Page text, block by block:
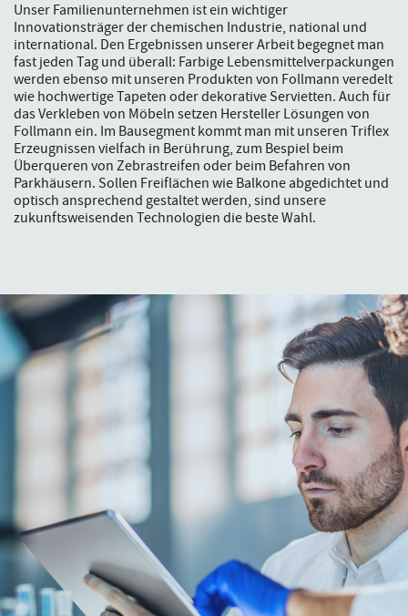
Unser Familienunternehmen ist ein wichtiger
Innovationsträger der chemischen Industrie, national und
international. Den Ergebnissen unserer Arbeit begegnet man
fast jeden Tag und überall: Farbige Lebensmittelverpackungen
werden ebenso mit unseren Produkten von Follmann veredelt
wie hochwertige Tapeten oder dekorative Servietten. Auch für
das Verkleben von Möbeln setzen Hersteller Lösungen von
Follmann ein. Im Bausegment kommt man mit unseren Triflex
Erzeugnissen vielfach in Berührung, zum Bespiel beim
Überqueren von Zebrastreifen oder beim Befahren von
Parkhäusern. Sollen Freiflächen wie Balkone abgedichtet und
optisch ansprechend gestaltet werden, sind unsere
zukunftsweisenden Technologien die beste Wahl.